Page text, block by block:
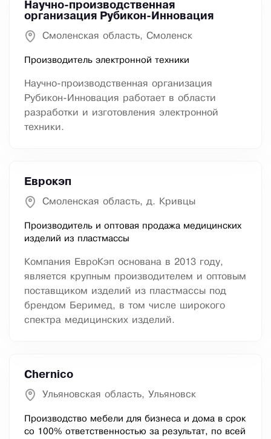
Научно-производственная
организация Рубикон-Инновация
Смоленская область, Смоленск
Производитель электронной техники
Научно-производственная организация
Рубикон-Инновация работает в области
разработки и изготовления электронной
техники.
Еврокэп
Смоленская область, д. Кривцы
Производитель и оптовая продажа медицинских
изделий из пластмассы
Компания ЕвроКэп основана в 2013 году,
является крупным производителем и оптовым
поставщиком изделий из пластмассы под
брендом Беримед, в том числе широкого
спектра медицинских изделий.
Chernico
Ульяновская область, Ульяновск
Производство мебели для бизнеса и дома в срок
со 100% ответственностью за результат, по всей